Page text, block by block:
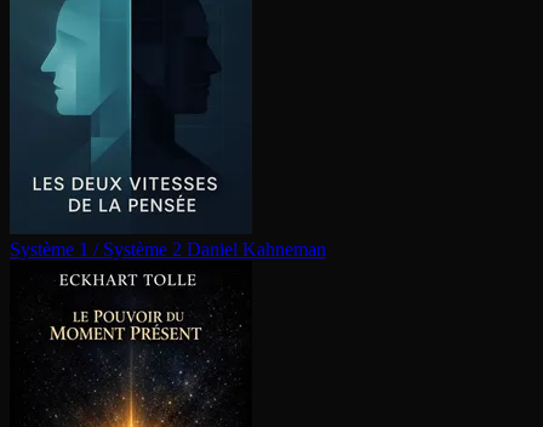
Système 1 / Système 2 Daniel Kahneman